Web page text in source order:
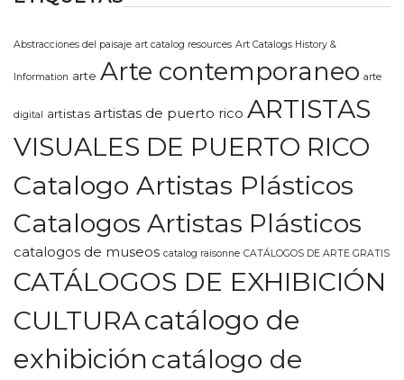
Abstracciones del paisaje art catalog resources Art Catalogs History &
Information arte Arte contemporaneo arte
digital artistas artistas de puerto rico ARTISTAS
VISUALES DE PUERTO RICO
Catalogo Artistas Plásticos
Catalogos Artistas Plásticos
catalogos de museos catalog raisonne CATÁLOGOS DE ARTE GRATIS
CATÁLOGOS DE EXHIBICIÓN
CULTURAcatálogo de
exhibición catálogo de